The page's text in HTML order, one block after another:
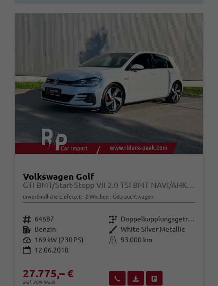
Volkswagen Golf
GTI BMT/Start-Stopp VII 2.0 TSI BMT NAVI/AHK/Pickerl und Service NEU!!
unverbindliche Lieferzeit: 2 Wochen Gebrauchtwagen
Fahrzeugnr. 64687 Getriebe
Doppelkupplungsgetriebe (DSG)
Kraftstoff Benzin Außenfarbe White Silver Metallic
Leistung 169 kW (230 PS) Kilometerstand
93.000 km
12.06.2018
27.775,– €
inkl. 20% MwSt.
Wir rufen Sie anFahrzeugexposé (PDF)